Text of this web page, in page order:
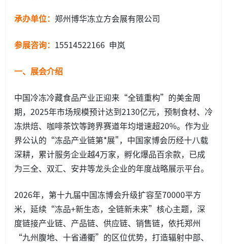
承办单位： 郑州博华冻立方会展有限公司
参展咨询： 15514522166 申岚
一、 展会介绍
中国冷冻冷藏食品产业正迎来“全链重构”的美金周
期，2025年市场规模预计达到2130亿元，预制食材、冷
冻烘焙、咖啡茶饮等跨界赛道年均增速超20%。作为业
界公认的“冻品产业链第*展"，中国家博会历经十八载
深耕，累计服务企业越4万家，孵化爆品百余款，已成
为三全、双汇、安井等龙头企业的年度战略展示平台。
2026年，第十九届中国冻博会升级扩容至70000平方
米，延续“冻品+新生态，全链新未来”核心主题，深
度链接产业链、产品链、供应链、销售链，依托郑州
“九州腹地、十省通衢”的区位优势，打造辐射中部、